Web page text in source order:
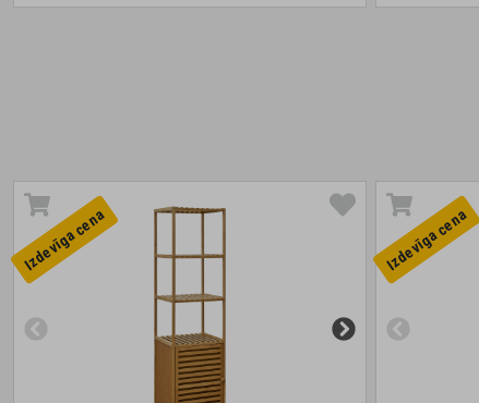
Izdevīga cena Izdevīga cena